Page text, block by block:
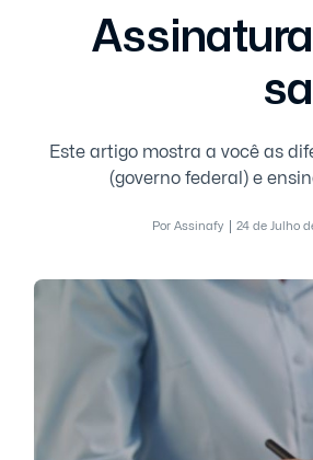
Assinatura
Este artigo mostra a você as
(governo federal) e
Por Assinafy 24 de Julho